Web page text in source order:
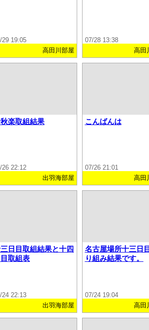
29 19:05
高田川部屋
07/28 13:38
高田
楽取組結果
26 22:12
出羽海部屋
こんばんは
07/26 21:01
高田
日目取組結果と十四
目取組表
24 22:13
出羽海部屋
名古屋場所十三日
り組み結果です。
07/24 19:04
高田